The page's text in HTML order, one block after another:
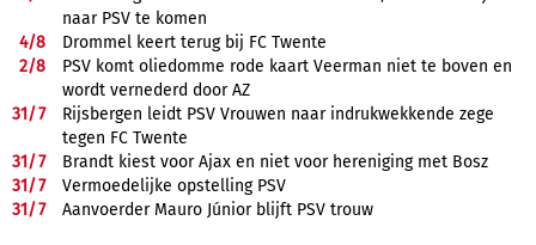
naar PSV te komen
4/8
Drommel keert terug bij FC Twente
2/8
PSV komt oliedomme rode kaart Veerman niet te boven en
wordt vernederd door AZ
31/7
Rijsbergen leidt PSV Vrouwen naar indrukwekkende zege
tegen FC Twente
31/7
Brandt kiest voor Ajax en niet voor hereniging met Bosz
31/7
Vermoedelijke opstelling PSV
31/7 Aanvoerder Mauro Júnior blijft PSV trouw